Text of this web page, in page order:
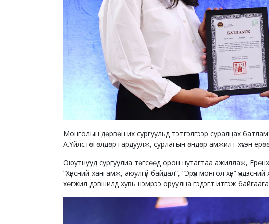
Монголын дөрвөн их сургуульд тэтгэлгээр суралцах
А.Үйлстөгөлдөр гардуулж, сурлагын өндөр амжилт хүсэн
Оюутнууд сургуулиа төгсөөд орон нутагтаа ажиллаж,
“Хүнсний хангамж, аюулгүй байдал”, “Эрүүл монгол хүн”
хөгжил дэвшилд хувь нэмрээ оруулна гэдэгт итгэж